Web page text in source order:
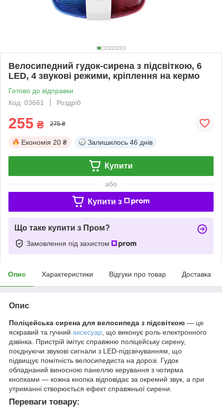
Велосипедний гудок-сирена з підсвіткою, 6
LED, 4 звукові режими, кріплення на кермо
Готово до відправки
Код: 03661
Роздріб
255 ₴ 275 ₴
Економія 20 ₴ Залишилось 46 днів
Купити
або
Купити з
Що таке купити з Пром?
Замовлення під захистом
Опис Характеристики Відгуки про товар Доставка
Опис
Поліцейська сирена для велосипеда з підсвіткою — це
яскравий та гучний аксесуар , що виконує роль електронного
дзвінка. Пристрій імітує справжню поліцейську сирену,
поєднуючи звукові сигнали з LED-підсвічуванням, що
підвищує помітність велосипедиста на дорозі. Гудок
обладнаний виносною панеллю керування з чотирма
кнопками — кожна кнопка відповідає за окремий звук, а при
утриманні створюється ефект справжньої сирени.
Переваги товару: